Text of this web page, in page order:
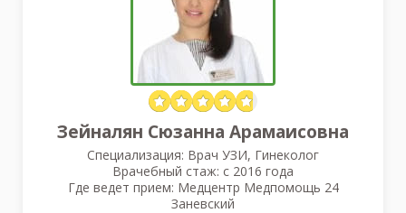
Зейналян Сюзанна Арамаисовна
Специализация: Врач УЗИ, Гинеколог
Врачебный стаж: с 2016 года
Где ведет прием: Медцентр Медпомощь 24
Заневский